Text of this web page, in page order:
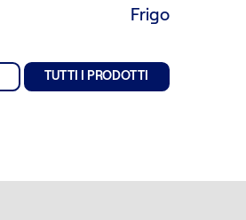
TUTTI I PRODOTTI
Frigo